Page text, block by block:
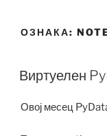
ОЗНАКА:
Виртуелен
Овој месец